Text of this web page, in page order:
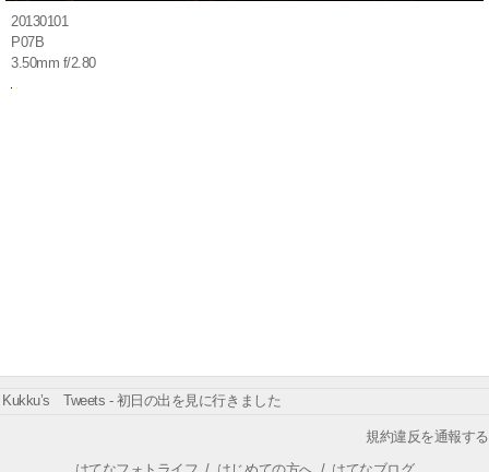
20130101
P07B
3.50mm f/2.80
Kukku’s Tweets - 初日の出を見に行きました
規約違反を通報する